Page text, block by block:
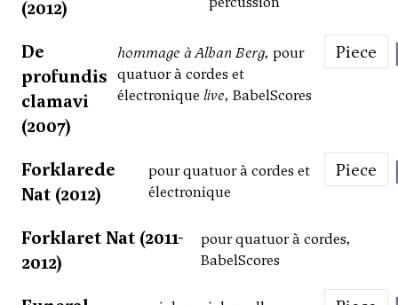
(2012)
De
profundis
clamavi
(2007)
hommage à Alban Berg, pour
quatuor à cordes et
électroniquelive, BabelScores
Piece
Forklarede
Nat (2012)
pour quatuor à cordes et
électronique
Piece
Forklaret Nat (2011-
2012)
pour quatuor à cordes,
BabelScores